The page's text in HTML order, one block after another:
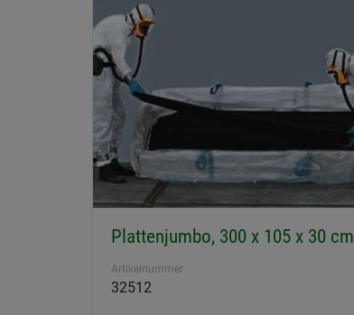
Plattenjumbo, 300 x 105 x 30 cm
Artikelnummer
32512